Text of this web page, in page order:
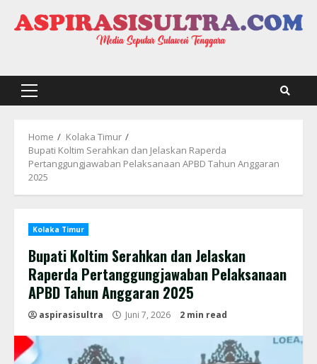
Primary
Home
Kolaka Timur
Bupati Koltim Serahkan dan Jelaskan Raperda
Pertanggungjawaban Pelaksanaan APBD Tahun Anggaran
2025
Kolaka Timur
Bupati Koltim Serahkan dan Jelaskan
Raperda Pertanggungjawaban Pelaksanaan
APBD Tahun Anggaran 2025
aspirasisultra Juni 7, 2026 2 min read